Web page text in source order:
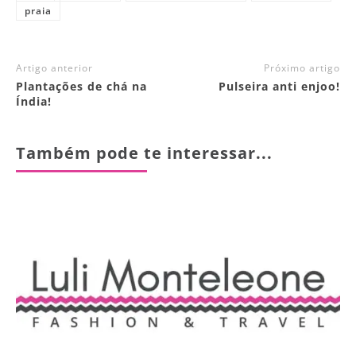
praia
Artigo anterior
Plantações de chá na
Índia!
Próximo artigo
Pulseira anti enjoo!
Também pode te interessar...